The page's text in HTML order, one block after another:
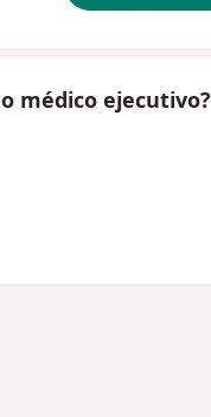
médico ejecutivo?